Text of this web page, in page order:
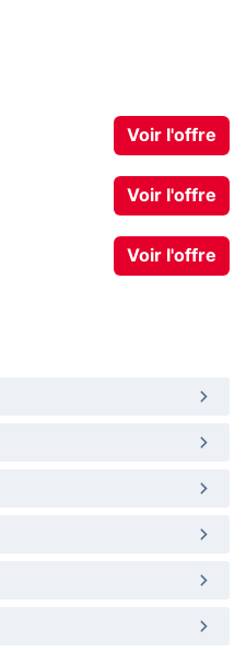
Voir l'offre
Voir l'offre
Voir l'offre